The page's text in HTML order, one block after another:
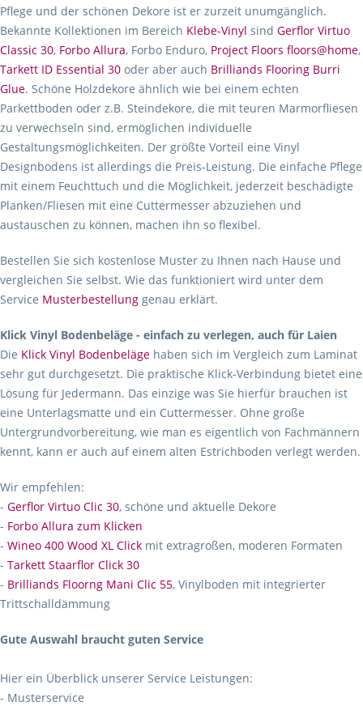
Pflege und der schönen Dekore ist er zurzeit unumgänglich.
Bekannte Kollektionen im Bereich Klebe-Vinyl sind Gerflor Virtuo
Classic 30, Forbo Allura, Forbo Enduro, Project Floors floors@home,
Tarkett ID Essential 30 oder aber auch Brilliands Flooring Burri
Glue. Schöne Holzdekore ähnlich wie bei einem echten
Parkettboden oder z.B. Steindekore, die mit teuren Marmorfliesen
zu verwechseln sind, ermöglichen individuelle
Gestaltungsmöglichkeiten. Der größte Vorteil eine Vinyl
Designbodens ist allerdings die Preis-Leistung. Die einfache Pflege
mit einem Feuchttuch und die Möglichkeit, jederzeit beschädigte
Planken/Fliesen mit eine Cuttermesser abzuziehen und
austauschen zu können, machen ihn so flexibel.
Bestellen Sie sich kostenlose Muster zu Ihnen nach Hause und
vergleichen Sie selbst. Wie das funktioniert wird unter dem
Service Musterbestellung genau erklärt.
Klick Vinyl Bodenbeläge - einfach zu verlegen, auch für Laien
Die Klick Vinyl Bodenbeläge haben sich im Vergleich zum Laminat
sehr gut durchgesetzt. Die praktische Klick-Verbindung bietet eine
Lösung für Jedermann. Das einzige was Sie hierfür brauchen ist
eine Unterlagsmatte und ein Cuttermesser. Ohne große
Untergrundvorbereitung, wie man es eigentlich von Fachmännern
kennt, kann er auch auf einem alten Estrichboden verlegt werden.
Wir empfehlen:
- Gerflor Virtuo Clic 30, schöne und aktuelle Dekore
- Forbo Allura zum Klicken
- Wineo 400 Wood XL Click mit extragroßen, moderen Formaten
- Tarkett Staarflor Click 30
- Brilliands Floorng Mani Clic 55, Vinylboden mit integrierter
Trittschalldämmung
Gute Auswahl braucht guten Service
Hier ein Überblick unserer Service Leistungen:
- Musterservice